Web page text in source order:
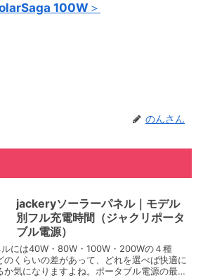
100W ＞
のんさん
jackeryソーラーパネル｜モデル
別フル充電時間（ジャクリポータ
ブル電源）
には40W・80W・100W・200Wの４種
くらいの差があって、どれを選べば快適に
気になりますよね。ポータブル電源の最大